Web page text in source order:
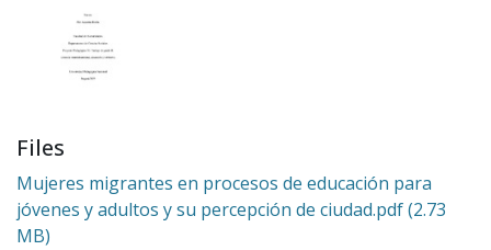
Files
Mujeres migrantes en procesos de educación para
jóvenes y adultos y su percepción de ciudad.pdf(2.73
MB)